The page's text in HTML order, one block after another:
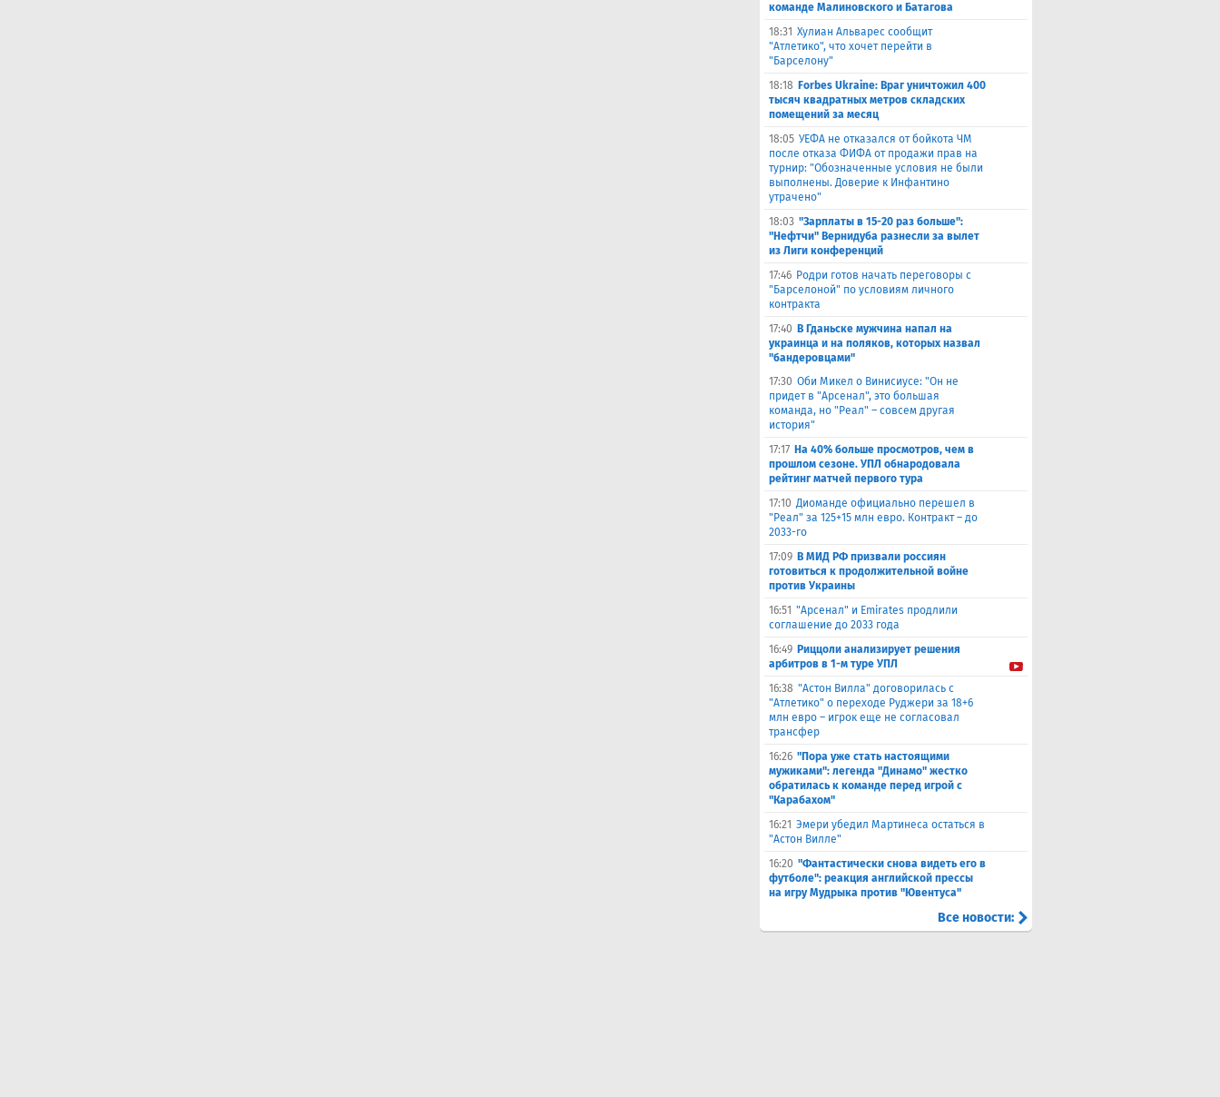
команде Малиновского и Батагова
18:31 Хулиан Альварес сообщит
"Атлетико", что хочет перейти в
"Барселону"
18:18 Forbes Ukraine: Враг уничтожил 400
тысяч квадратных метров складских
помещений за месяц
18:05 УЕФА не отказался от бойкота ЧМ
после отказа ФИФА от продажи прав на
турнир: "Обозначенные условия не были
выполнены. Доверие к Инфантино
утрачено"
18:03 "Зарплаты в 15-20 раз больше":
"Нефтчи" Вернидуба разнесли за вылет
из Лиги конференций
17:46 Родри готов начать переговоры с
"Барселоной" по условиям личного
контракта
17:40 В Гданьске мужчина напал на
украинца и на поляков, которых назвал
"бандеровцами"
17:30 Оби Микел о Винисиусе: "Он не
придет в "Арсенал", это большая
команда, но "Реал" – совсем другая
история"
17:17 На 40% больше просмотров, чем в
прошлом сезоне. УПЛ обнародовала
рейтинг матчей первого тура
17:10 Диоманде официально перешел в
"Реал" за 125+15 млн евро. Контракт – до
2033-го
17:09 В МИД РФ призвали россиян
готовиться к продолжительной войне
против Украины
16:51 "Арсенал" и Emirates продлили
соглашение до 2033 года
16:49 Риццоли анализирует решения
арбитров в 1-м туре УПЛ
16:38 "Астон Вилла" договорилась с
"Атлетико" о переходе Руджери за 18+6
млн евро – игрок еще не согласовал
трансфер
16:26 "Пора уже стать настоящими
мужиками": легенда "Динамо" жестко
обратилась к команде перед игрой с
"Карабахом"
16:21 Эмери убедил Мартинеса остаться в
"Астон Вилле"
16:20 "Фантастически снова видеть его в
футболе": реакция английской прессы
на игру Мудрыка против "Ювентуса"
Все новости: